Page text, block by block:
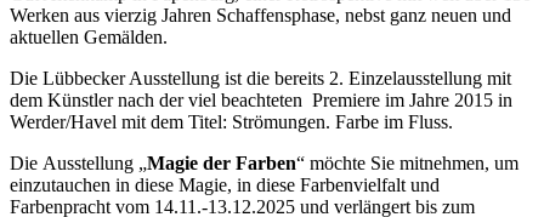
Werken aus vierzig Jahren Schaffensphase, nebst ganz neuen und
aktuellen Gemälden.
Die Lübbecker Ausstellung ist die bereits 2. Einzelausstellung mit
dem Künstler nach der viel beachteten Premiere im Jahre 2015 in
Werder/Havel mit dem Titel: Strömungen. Farbe im Fluss.
Die Ausstellung „Magie der Farben“ möchte Sie mitnehmen, um
einzutauchen in diese Magie, in diese Farbenvielfalt und
Farbenpracht vom 14.11.-13.12.2025 und verlängert bis zum